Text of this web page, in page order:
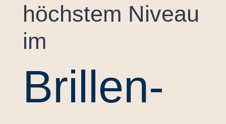
höchstem Niveau
im
Brillen­